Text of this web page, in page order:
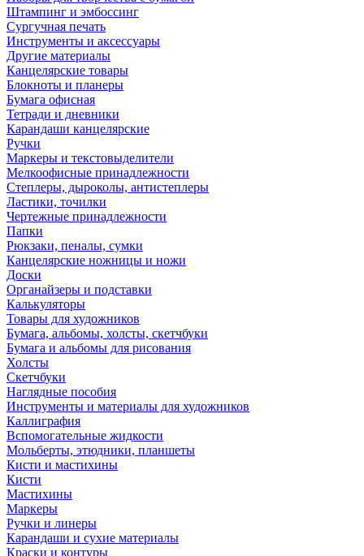
Штампинг и эмбоссинг
Сургучная печать
Инструменты и аксессуары
Другие материалы
Канцелярские товары
Блокноты и планеры
Бумага офисная
Тетради и дневники
Карандаши канцелярские
Ручки
Маркеры и текстовыделители
Мелкоофисные принадлежности
Степлеры, дыроколы, антистеплеры
Ластики, точилки
Чертежные принадлежности
Папки
Рюкзаки, пеналы, сумки
Канцелярские ножницы и ножи
Доски
Органайзеры и подставки
Калькуляторы
Товары для художников
Бумага, альбомы, холсты, скетчбуки
Бумага и альбомы для рисования
Холсты
Скетчбуки
Наглядные пособия
Инструменты и материалы для художников
Каллиграфия
Вспомогательные жидкости
Мольберты, этюдники, планшеты
Кисти и мастихины
Кисти
Мастихины
Маркеры
Ручки и линеры
Карандаши и сухие материалы
Краски и контуры